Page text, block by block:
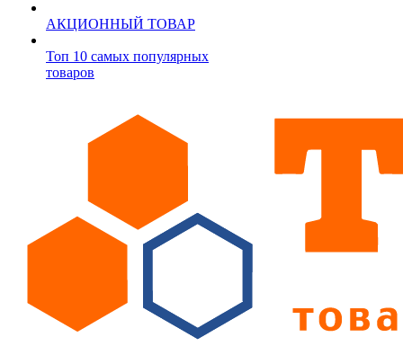
АКЦИОННЫЙ ТОВАР
Топ 10 самых популярных
товаров